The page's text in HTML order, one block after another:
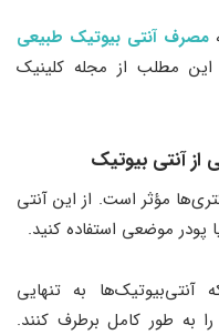
مصرف آنتی بیوتیک طبیعی
این مطلب از مجله کلینیک
مؤثر است. از این آنتی
موضعی استفاده کنید.
به تنهایی
به طور کامل برطرف کنند.